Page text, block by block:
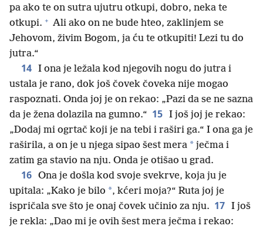
pa ako te on sutra ujutru otkupi, dobro, neka te
otkupi. + Ali ako on ne bude hteo, zaklinjem se
Jehovom, živim Bogom, ja ću te otkupiti! Lezi tu do
jutra.“
14 I ona je ležala kod njegovih nogu do jutra i
ustala je rano, dok još čovek čoveka nije mogao
raspoznati. Onda joj je on rekao: „Pazi da se ne sazna
da je žena dolazila na gumno.“ 15 I još joj je rekao:
„Dodaj mi ogrtač koji je na tebi i raširi ga.“ I ona ga je
raširila, a on je u njega sipao šest mera * ječma i
zatim ga stavio na nju. Onda je otišao u grad.
16 Ona je došla kod svoje svekrve, koja ju je
upitala: „Kako je bilo *, kćeri moja?“ Ruta joj je
ispričala sve što je onaj čovek učinio za nju. 17 I još
je rekla: „Dao mi je ovih šest mera ječma i rekao: